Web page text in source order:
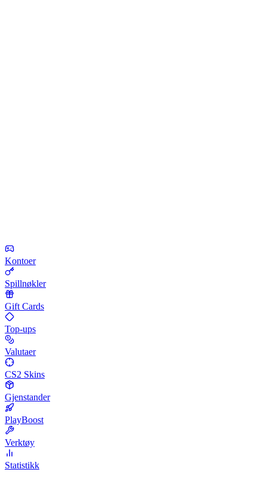
Kontoer
Spillnøkler
Gift Cards
Top-ups
Valutaer
CS2 Skins
Gjenstander
PlayBoost
Verktøy
Statistikk